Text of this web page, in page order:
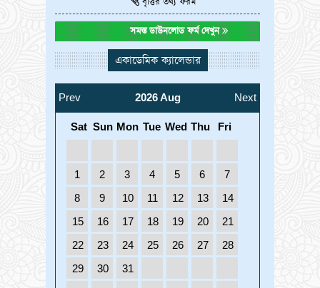
14
DEC
2025
সানি(২য়) জামাত ভর্তি পরীক্ষার
ফলাফল-২০২৬
সমস্ত ডাউনলোড ফর্ম দেখুন
একাডেমিক ক্যালেন্ডার
Prev 2026 Aug Next
Sat Sun Mon Tue Wed Thu Fri
1 2 3 4 5 6
7
8
9 10 11 12 13
14
15
16 17 18 19 20
21
22
23 24 25 26 27
28
29
30 31